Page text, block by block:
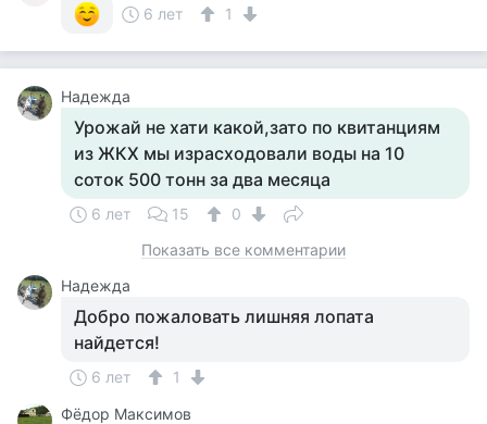
6 лет
1
Надежда
Урожай не хати какой,зато по квитанциям
из ЖКХ мы израсходовали воды на 10
соток 500 тонн за два месяца
6 лет 15
0
Показать все комментарии
Надежда
Добро пожаловать лишняя лопата
найдется!
6 лет
1
Фёдор Максимов